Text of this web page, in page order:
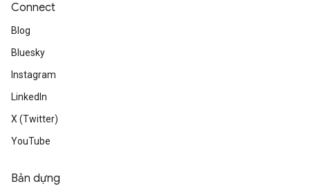
Connect
Blog
Bluesky
Instagram
LinkedIn
X (Twitter)
YouTube
Bản dựng